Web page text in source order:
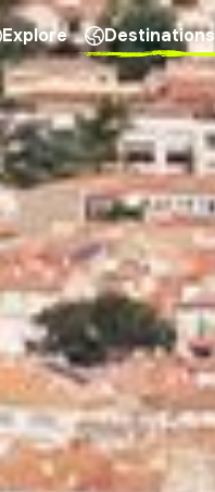
Explore Destinations